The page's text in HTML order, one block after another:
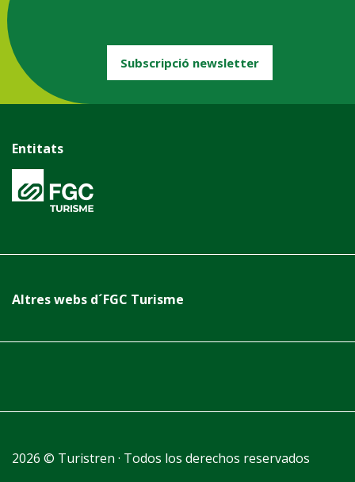
Subscripció newsletter
Entitats
Altres webs d´FGC Turisme
2026 © Turistren · Todos los derechos reservados